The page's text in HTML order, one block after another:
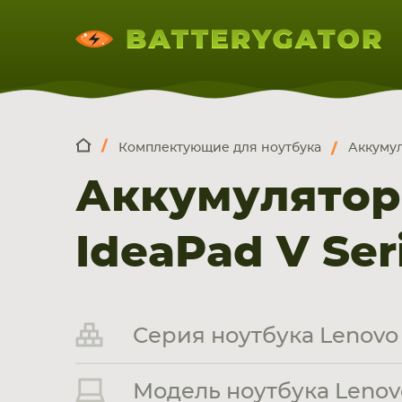
НОУТБУКА
ПЛАНШЕТА
СМАРТФОНА
Комплектующие для ноутбука
IdeaPad V
Серия ноутбука
Модель ноутбука